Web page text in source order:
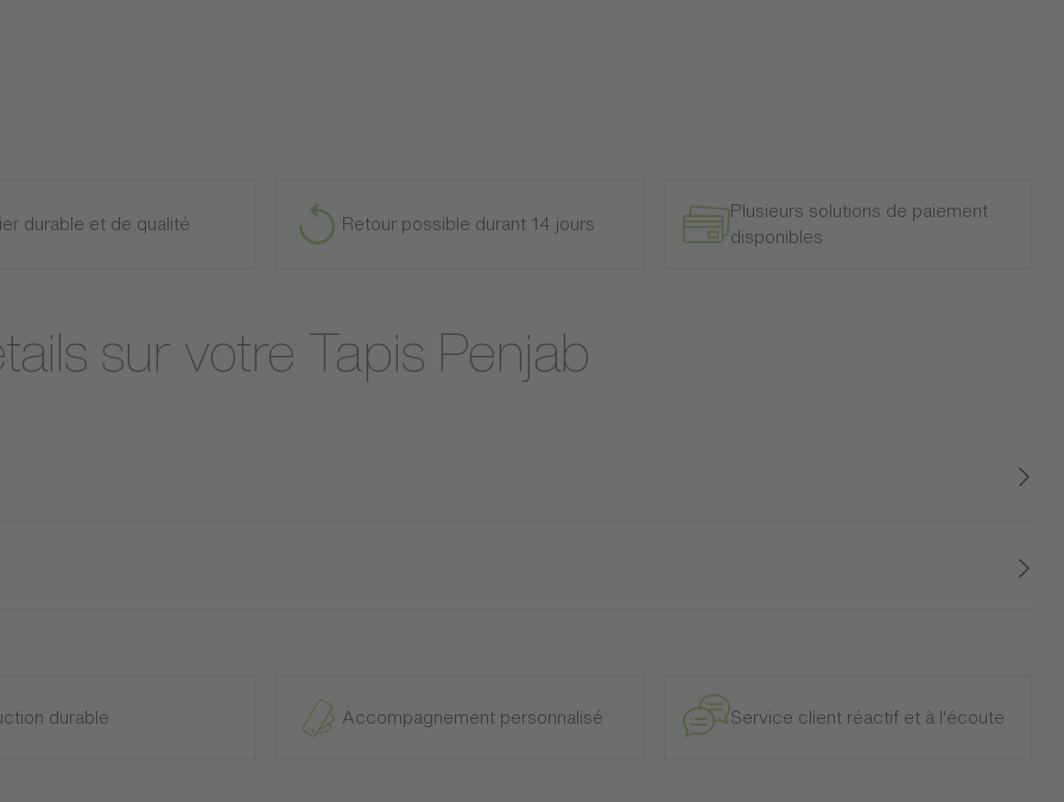
durable et de qualité Retour possible durant 14 jours
Plusieurs solutions de paiement
disponibles
sur votre Tapis Penjab
Dimensions
durable Accompagnement personnalisé Service client réactif et à l'écoute